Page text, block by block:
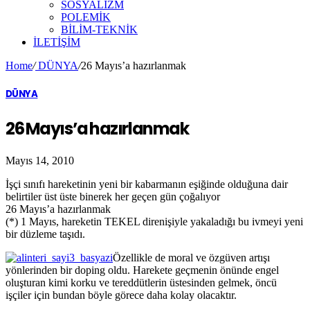
SOSYALİZM
POLEMİK
BİLİM-TEKNİK
ILETIŞIM
Home/DÜNYA/26 Mayıs’a hazırlanmak
DÜNYA
26 Mayıs’a hazırlanmak
Mayıs 14, 2010
İşçi sınıfı hareketinin yeni bir kabarmanın eşiğinde olduğuna dair
belirtiler üst üste binerek her geçen gün çoğalıyor
26 Mayıs’a hazırlanmak
(*) 1 Mayıs, hareketin TEKEL direnişiyle yakaladığı bu ivmeyi yeni
bir düzleme taşıdı.
Özellikle de moral ve özgüven artışı
yönlerinden bir doping oldu. Harekete geçmenin önünde engel
oluşturan kimi korku ve tereddütlerin üstesinden gelmek, öncü
işçiler için bundan böyle görece daha kolay olacaktır.